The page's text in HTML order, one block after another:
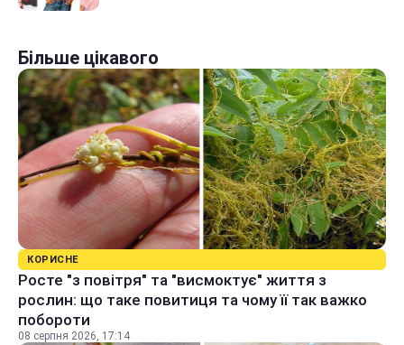
Більше цікавого
КОРИСНЕ
Росте "з повітря" та "висмоктує" життя з
рослин: що таке повитиця та чому її так важко
побороти
08 серпня 2026, 17:14